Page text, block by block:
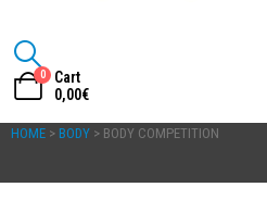
0
Cart
0,00€
HOME > BODY > BODY COMPETITION